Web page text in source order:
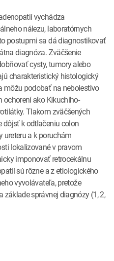
vychádza
nálezu, laboratórnych
postupmi sa dá diagnostikovať
diagnóza. Zväčšenie
cysty, tumory alebo
charakteristický histologický
môžu podobať na nebolestivo
ochorení ako Kikuchiho-
Tlakom zväčšených
k odtlačeniu colon
ureteru a k poruchám
lokalizované v pravom
imponovať retrocekálnu
sú rôzne a z etiologického
vyvolávateľa, pretože
správnej diagnózy (1, 2,